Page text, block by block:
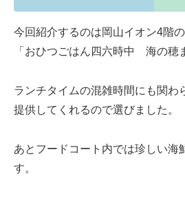
今回紹介するのは岡山イオン4階
「おひつごはん四六時中 海の穂
ランチタイムの混雑時間にも関わ
提供してくれるので選びました。
あとフードコート内では珍しい海
す。